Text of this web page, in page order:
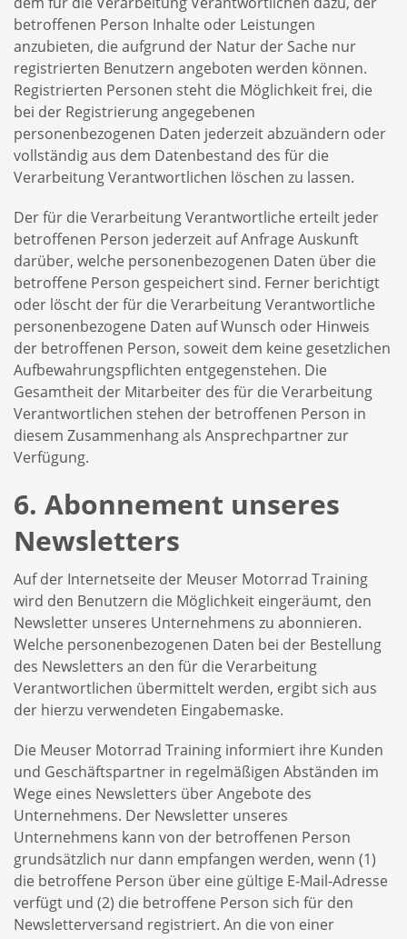
betroffenen Person Inhalte oder Leistungen
anzubieten, die aufgrund der Natur der Sache nur
registrierten Benutzern angeboten werden können.
Registrierten Personen steht die Möglichkeit frei, die
bei der Registrierung angegebenen
personenbezogenen Daten jederzeit abzuändern oder
vollständig aus dem Datenbestand des für die
Verarbeitung Verantwortlichen löschen zu lassen.
Der für die Verarbeitung Verantwortliche erteilt jeder
betroffenen Person jederzeit auf Anfrage Auskunft
darüber, welche personenbezogenen Daten über die
betroffene Person gespeichert sind. Ferner berichtigt
oder löscht der für die Verarbeitung Verantwortliche
personenbezogene Daten auf Wunsch oder Hinweis
der betroffenen Person, soweit dem keine gesetzlichen
Aufbewahrungspflichten entgegenstehen. Die
Gesamtheit der Mitarbeiter des für die Verarbeitung
Verantwortlichen stehen der betroffenen Person in
diesem Zusammenhang als Ansprechpartner zur
Verfügung.
6. Abonnement unseres
Newsletters
Auf der Internetseite der Meuser Motorrad Training
wird den Benutzern die Möglichkeit eingeräumt, den
Newsletter unseres Unternehmens zu abonnieren.
Welche personenbezogenen Daten bei der Bestellung
des Newsletters an den für die Verarbeitung
Verantwortlichen übermittelt werden, ergibt sich aus
der hierzu verwendeten Eingabemaske.
Die Meuser Motorrad Training informiert ihre Kunden
und Geschäftspartner in regelmäßigen Abständen im
Wege eines Newsletters über Angebote des
Unternehmens. Der Newsletter unseres
Unternehmens kann von der betroffenen Person
grundsätzlich nur dann empfangen werden, wenn (1)
die betroffene Person über eine gültige E-Mail-Adresse
verfügt und (2) die betroffene Person sich für den
Newsletterversand registriert. An die von einer